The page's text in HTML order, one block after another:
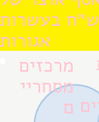
ש״ח בעשרות
אגורות
מרכזים
מסחריי
ם